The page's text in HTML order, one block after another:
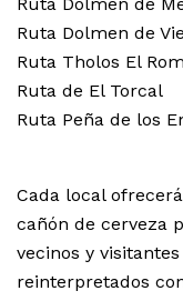
Ruta Dolmen de
Ruta Dolmen de
Ruta Tholos El
Ruta de El Torcal
Ruta Peña de los
Cada local
cañón de cerveza
vecinos y
reinterpretados